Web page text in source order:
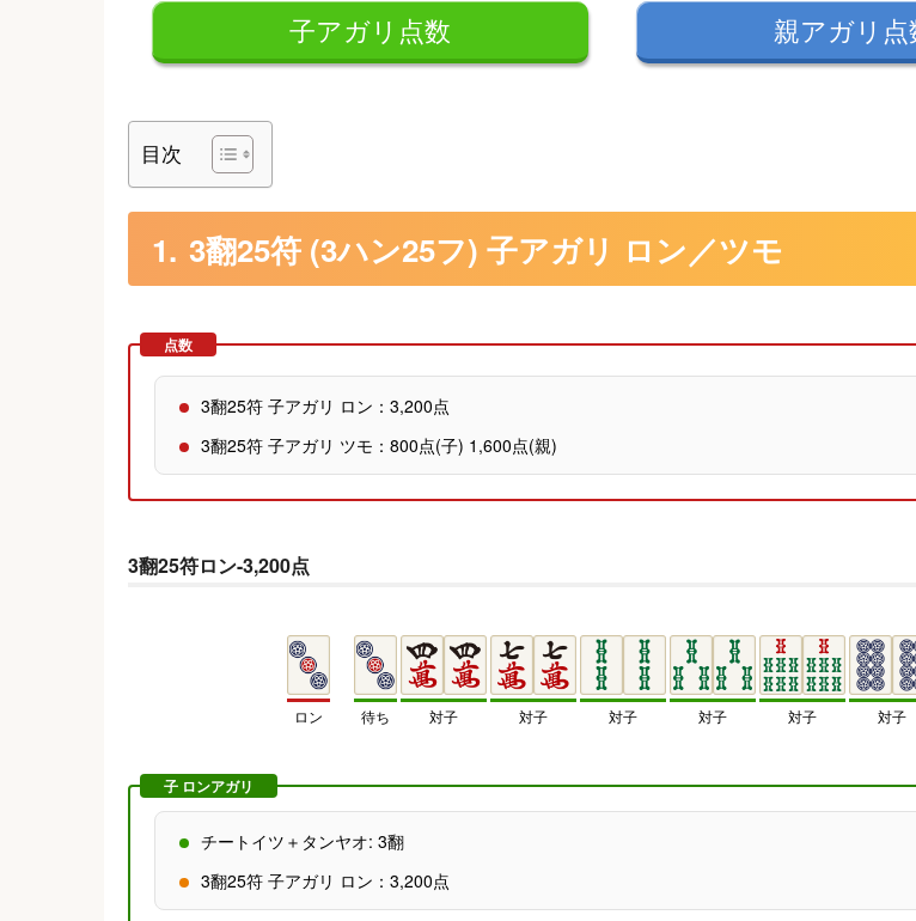
子アガリ点数 親アガリ点
目次
3翻25符 (3ハン25フ) 子アガリ ロン／ツモ
点数
3翻25符 子アガリ ロン：3,200点
3翻25符 子アガリ ツモ：800点(子) 1,600点(親)
3翻25符ロン-3,200点
ロン 待ち 対子 対子 対子 対子 対子 対子
子 ロンアガリ
チートイツ＋タンヤオ: 3翻
3翻25符 子アガリ ロン：3,200点